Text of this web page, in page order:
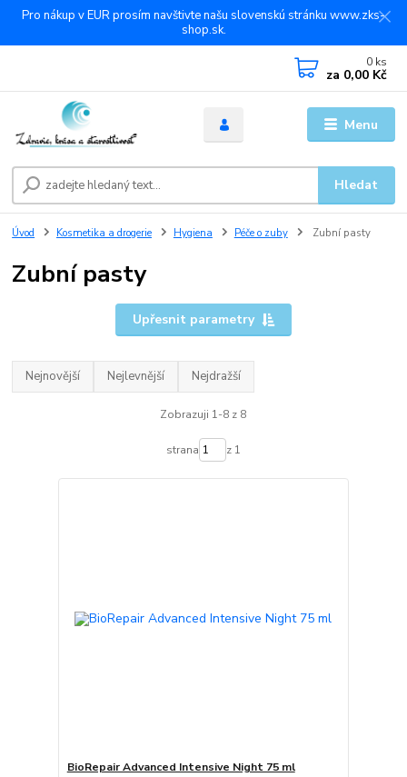
Pro nákup v EUR prosím navštivte našu slovenskú stránku www.zks-
shop.sk.
Menu
Hledat
0 ks
za 0,00 Kč
Úvod Kosmetika a drogerie Hygiena Péče o zuby Zubní pasty
Zubní pasty
Upřesnit parametry
Nejnovější Nejlevnější Nejdražší
Zobrazuji 1-8 z 8
strana z 1
BioRepair Advanced Intensive Night 75 ml